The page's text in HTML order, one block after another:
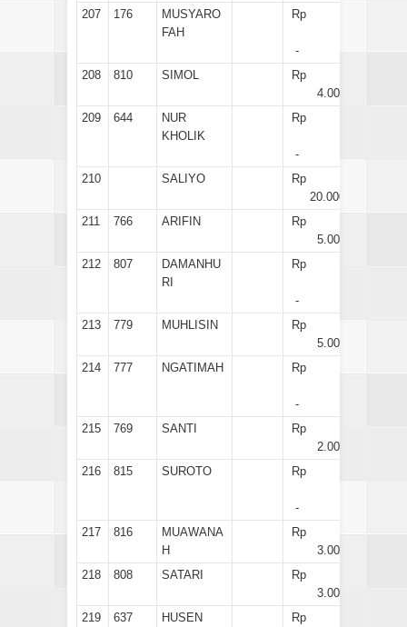
207
176
MUSYARO
FAH
Rp
-
208
810 SIMOL
Rp
4.000
209
644
NUR
KHOLIK
Rp
-
210
SALIYO
Rp
20.000
211
766 ARIFIN
Rp
5.000
212
807
DAMANHU
RI
Rp
-
213
779 MUHLISIN
Rp
5.000
214
777 NGATIMAH Rp
-
215
769 SANTI
Rp
2.000
216
815 SUROTO Rp
-
217
816
MUAWANA
H
Rp
3.000
218
808 SATARI
Rp
3.000
219
637 HUSEN
Rp